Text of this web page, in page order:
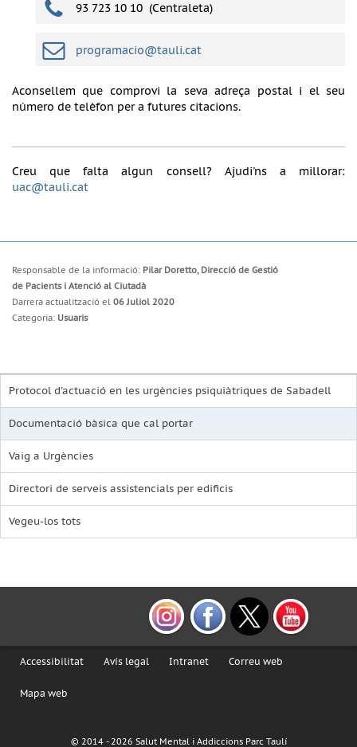
93 723 10 10 (Centraleta)
programacio@tauli.cat
Aconsellem que comprovi la seva adreça postal i el seu
número de telèfon per a futures citacions.
Creu que falta algun consell? Ajudi'ns a millorar:
uac@tauli.cat
Responsable de la informació: Pilar Doretto, Direcció de Gestió
de Pacients i Atenció al Ciutadà
Darrera actualització el 06 Juliol 2020
Categoria: Usuaris
Protocol d'actuació en les urgències psiquiàtriques de Sabadell
Documentació bàsica que cal portar
Vaig a Urgències
Directori de serveis assistencials per edificis
Vegeu-los tots
Accessibilitat Avís legal Intranet Correu web
Mapa web
© 2014 -2026 Salut Mental i Addiccions Parc Taulí